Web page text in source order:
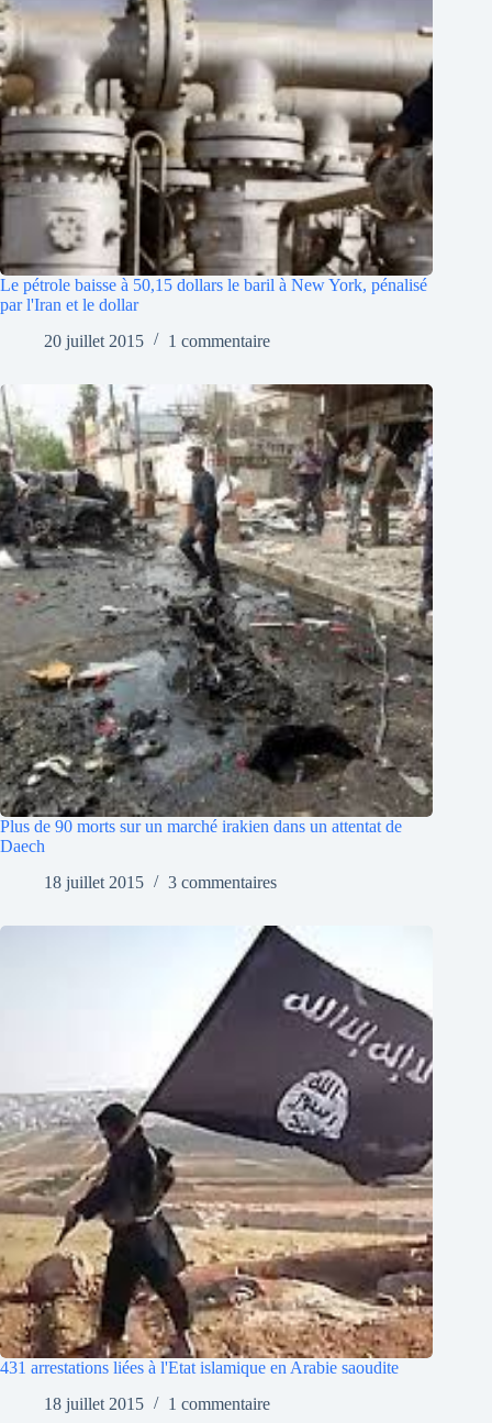
Le pétrole baisse à 50,15 dollars le baril à New York, pénalisé
par l'Iran et le dollar
20 juillet 2015
1 commentaire
Plus de 90 morts sur un marché irakien dans un attentat de
Daech
18 juillet 2015
3 commentaires
431 arrestations liées à l'Etat islamique en Arabie saoudite
18 juillet 2015
1 commentaire